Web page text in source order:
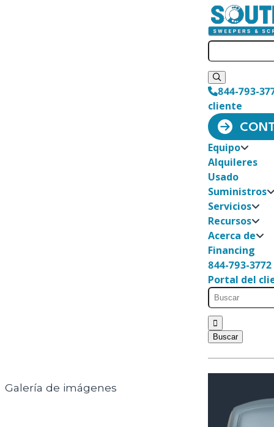
844-793-
cliente
Equipo
Alquileres
Usado
Suministros
Servicios
Recursos
Acerca de
Financing
844-793-3772
Portal del
Galería de imágenes